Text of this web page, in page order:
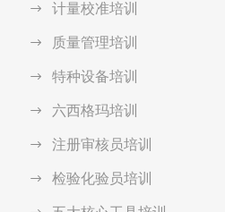
计量校准培训
质量管理培训
特种设备培训
六西格玛培训
注册审核员培训
检验化验员培训